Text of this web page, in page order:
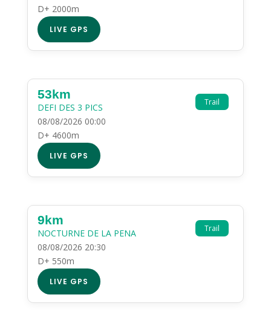
D+ 2000m
LIVE GPS
Trail
53km
DEFI DES 3 PICS
08/08/2026 00:00
D+ 4600m
LIVE GPS
Trail
9km
NOCTURNE DE LA PENA
08/08/2026 20:30
D+ 550m
LIVE GPS